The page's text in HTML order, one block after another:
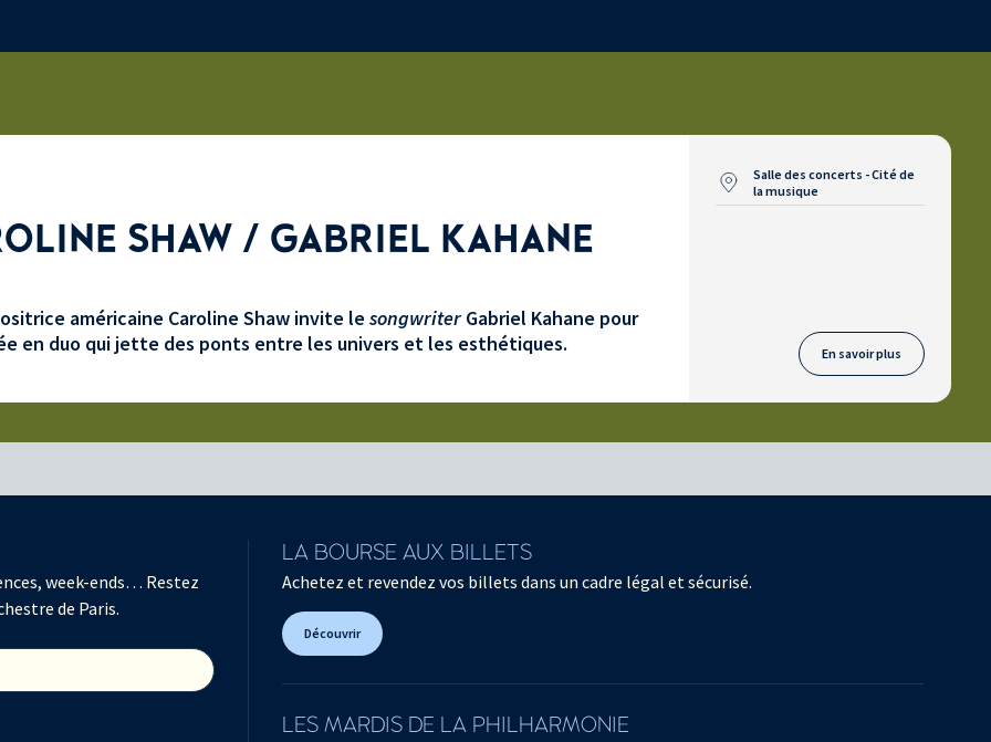
SHAW / GABRIEL KAHANE
américaine Caroline Shaw invite le songwriter Gabriel Kahane pour
en duo qui jette des ponts entre les univers et les esthétiques.
Salle des concerts - Cité de
la musique
En savoir plus
week-ends… Restez
de Paris.
LA BOURSE AUX BILLETS
Achetez et revendez vos billets dans un cadre légal et sécurisé.
Découvrir
LES MARDIS DE LA PHILHARMONIE